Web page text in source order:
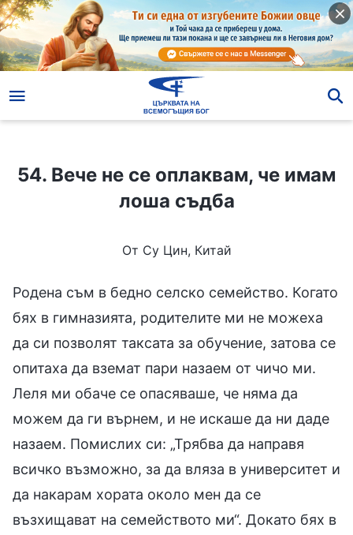
54. Вече не се оплаквам, че имам лоша съдба
54. Вече не се оплаквам, че имам
лоша съдба
От Су Цин, Китай
Родена съм в бедно селско семейство. Когато
бях в гимназията, родителите ми не можеха
да си позволят таксата за обучение, затова се
опитаха да вземат пари назаем от чичо ми.
Леля ми обаче се опасяваше, че няма да
можем да ги върнем, и не искаше да ни даде
назаем. Помислих си: „Трябва да направя
всичко възможно, за да вляза в университет и
да накарам хората около мен да се
възхищават на семейството ми“. Докато бях в